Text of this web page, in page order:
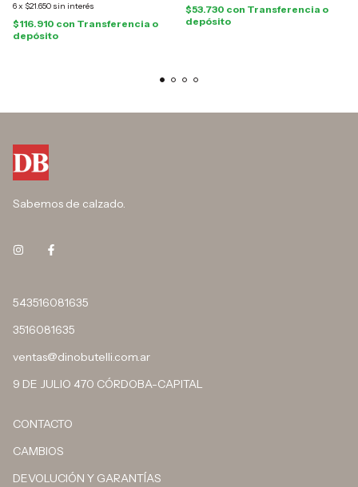
6x $21.650 sin interés
$116.910 con Transferencia o
depósito
$53.730 con Transferencia o
depósito
Sabemos de calzado.
543516081635
3516081635
ventas@dinobutelli.com.ar
9 DE JULIO 470 CÓRDOBA-CAPITAL
CONTACTO
CAMBIOS
DEVOLUCIÓN Y GARANTÍAS